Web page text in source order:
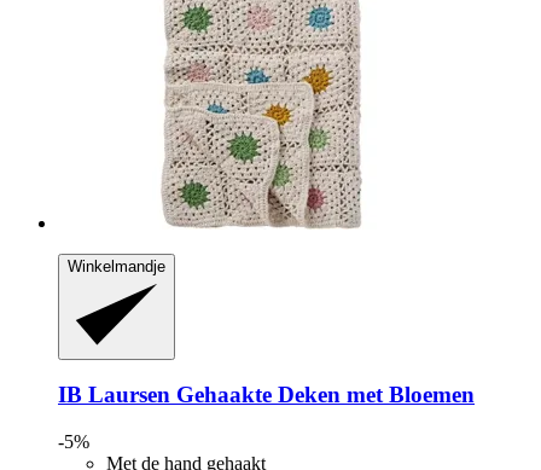
Winkelmandje
IB Laursen Gehaakte Deken met Bloemen
-5%
Met de hand gehaakt